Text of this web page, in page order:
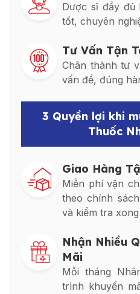
Dược sĩ đầy đủ
tốt, chuyên
Tư Vấn Tận
Chân thành tư
vấn đề, đúng
3 Quyền lợi khi
Thuốc
Giao Hàng
Miễn phí vận
theo chính
và kiểm tra
Nhận Nhiều
Mãi
Mỗi tháng
trình khuyến